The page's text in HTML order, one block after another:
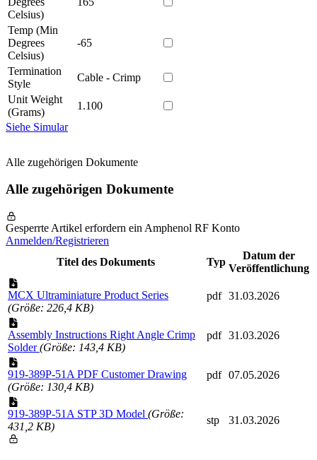
Celsius)
Temp (Min
Degrees
Celsius)
-65
Termination
Style
Cable - Crimp
Unit Weight
(Grams)
1.100
Siehe Simular
Alle zugehörigen Dokumente
Alle zugehörigen Dokumente
Gesperrte Artikel erfordern ein Amphenol RF Konto
Anmelden/Registrieren
Titel des Dokuments
Typ
Datum der
Veröffentlichung
MCX Ultraminiature Product Series
(Größe: 226,4 KB)
pdf 31.03.2026
Assembly Instructions Right Angle Crimp
Solder(Größe: 143,4 KB)
pdf 31.03.2026
919-389P-51A PDF Customer Drawing
(Größe: 130,4 KB)
pdf 07.05.2026
919-389P-51A STP 3D Model (Größe:
431,2 KB)
stp 31.03.2026